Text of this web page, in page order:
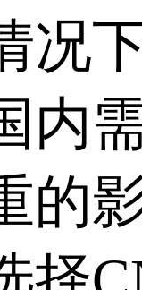
下
内
的